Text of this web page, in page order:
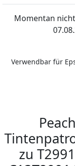
Momentan
Verwendbar für
zu